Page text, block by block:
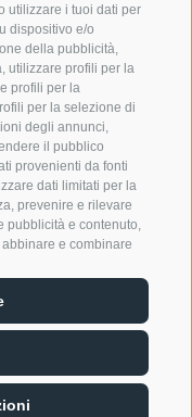
utilizzare i tuoi dati per
dispositivo e/o
della pubblicità,
utilizzare profili per la
profili per la
per la selezione di
degli annunci,
il pubblico
provenienti da fonti
dati limitati per la
prevenire e rilevare
pubblicità e contenuto,
e combinare
trasmesse
precisi,
richieste attivamente.
il tuo consenso senza
"Accetta cookie,"
Utilizza il pulsante
scelte o "Rifiuta tutto"
Preferenze Cookies